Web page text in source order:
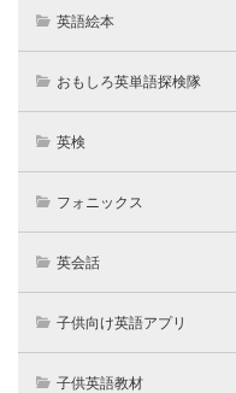
英語絵本
おもしろ英単語探検隊
英検
フォニックス
英会話
子供向け英語アプリ
子供英語教材